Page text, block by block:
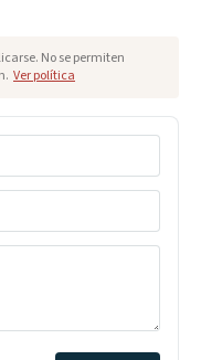
No se permiten
Ver política